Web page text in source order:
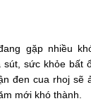
gặp nhiều
sức khỏe bất
đen cua rhoj sẽ
mới khó thành.